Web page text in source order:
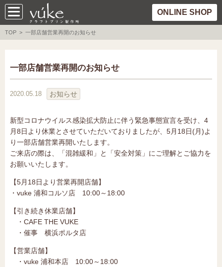
ONLINE SHOP
TOP > 一部店舗営業再開のお知らせ
一部店舗営業再開のお知らせ
2020.05.18 お知らせ
新型コロナウイルス感染拡大防止に伴う緊急事態宣言を受け、4
月8日より休業とさせていただいておりましたが、5月18日(月)よ
り一部店舗営業再開いたします。
ご来店の際は、「混雑緩和」と「安全対策」にご理解とご協力を
お願いいたします。
【5月18日より営業再開店舗】
・vuke 浦和コルソ店 10:00～18:00
【引き続き休業店舗】
・CAFE THE VUKE
・催事 横浜ポルタ店
【営業店舗】
・vuke 浦和本店 10:00～18:00